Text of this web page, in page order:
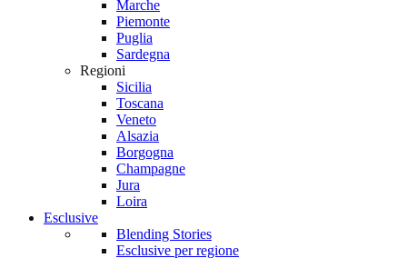
Marche
Piemonte
Puglia
Sardegna
Regioni
Sicilia
Toscana
Veneto
Alsazia
Borgogna
Champagne
Jura
Loira
Esclusive
Blending Stories
Esclusive per regione